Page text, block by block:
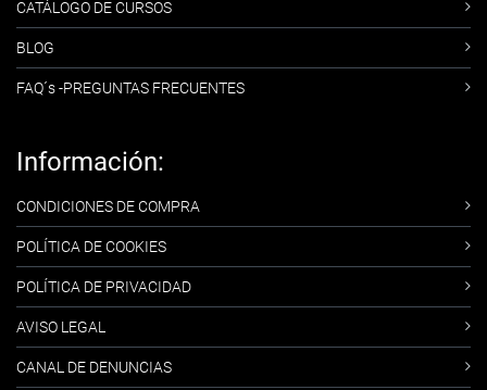
CATÁLOGO DE CURSOS
BLOG
FAQ´s -PREGUNTAS FRECUENTES
Información:
CONDICIONES DE COMPRA
POLÍTICA DE COOKIES
POLÍTICA DE PRIVACIDAD
AVISO LEGAL
CANAL DE DENUNCIAS